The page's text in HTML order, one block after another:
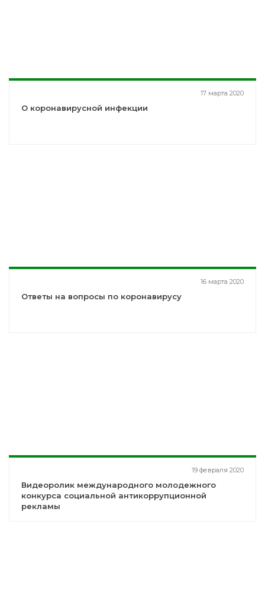
17 марта 2020
О коронавирусной инфекции
16 марта 2020
Ответы на вопросы по коронавирусу
19 февраля 2020
Видеоролик международного молодежного
конкурса социальной антикоррупционной
рекламы